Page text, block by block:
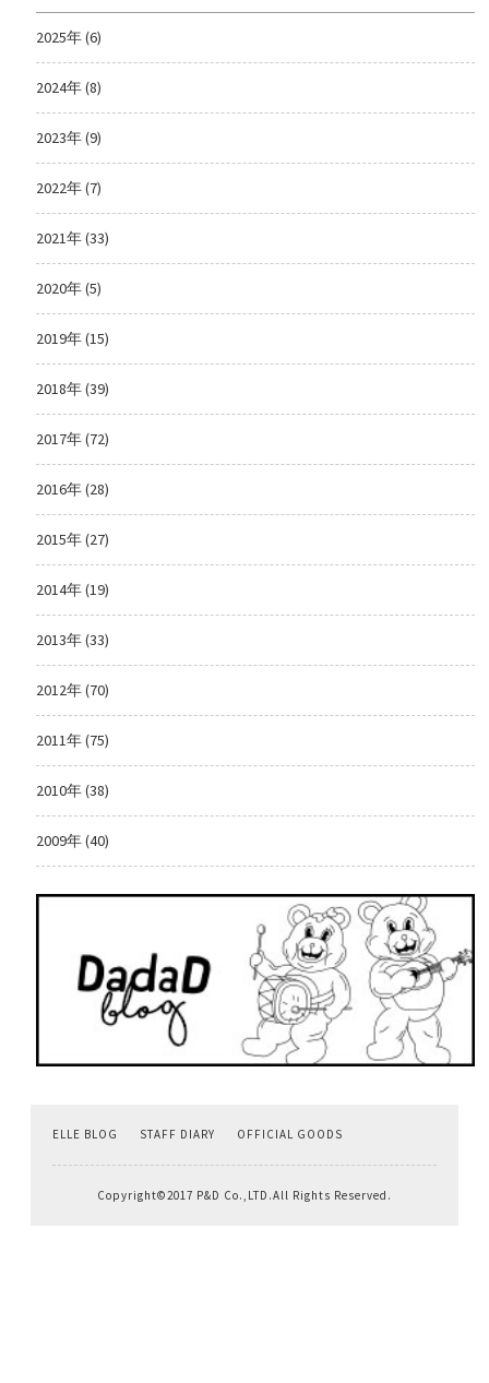
2025年 (6)
2024年 (8)
2023年 (9)
2022年 (7)
2021年 (33)
2020年 (5)
2019年 (15)
2018年 (39)
2017年 (72)
2016年 (28)
2015年 (27)
2014年 (19)
2013年 (33)
2012年 (70)
2011年 (75)
2010年 (38)
2009年 (40)
ELLE BLOG STAFF DIARY OFFICIAL GOODS
Copyright©2017 P&D Co.,LTD.All Rights Reserved.